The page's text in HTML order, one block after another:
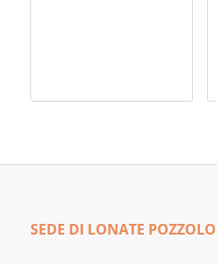
SEDE DI LONATE POZZOLO